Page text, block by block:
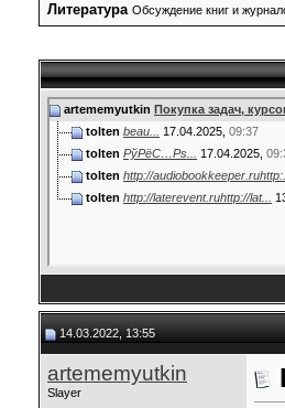
Литература Обсуждение книг и
artememyutkin Покупка задач,
tolten beau... 17.04.2025, 09:37
tolten РўРёС…Рѕ... 17.04.2025,
tolten http://audiobookkeeper.ruhttp:...
tolten http://laterevent.ruhttp://lat...
14.03.2022, 13:55
artememyutkin
Slayer